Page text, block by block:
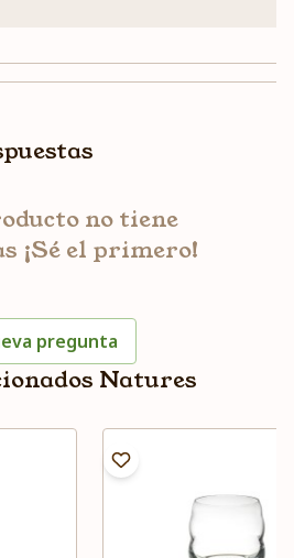
no tiene
¡Sé el primero!
pregunta
Natures